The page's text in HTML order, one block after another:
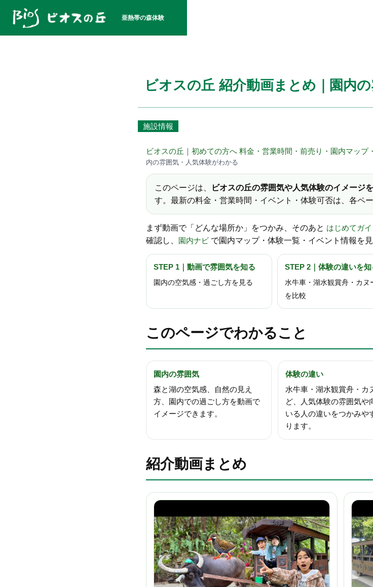
亜熱帯の森体験
ビオスの丘 紹介動画まとめ｜園内
施設情報
ビオスの丘｜初めての方へ 料金・営業時間・前売り・園内マップ
内の雰囲気・人気体験がわかる
このページは、 ビオスの丘の雰囲気や人気体験のイメージ
す。最新の料金・営業時間・イベント・体験可否は、各ペ
まず動画で「どんな場所か」をつかみ、そのあと はじめてガイ
確認し、 園内ナビ で園内マップ・体験一覧・イベント情報を
STEP 1｜動画で雰囲気を知る
園内の空気感・過ごし方を見る
STEP 2｜体験の違いを知
水牛車・湖水観賞舟・カヌ
を比較
このページでわかること
園内の雰囲気
森と湖の空気感、自然の見え
方、園内での過ごし方を動画で
イメージできます。
体験の違い
水牛車・湖水観賞舟・カ
ど、人気体験の雰囲気や
いる人の違いをつかみや
ります。
紹介動画まとめ